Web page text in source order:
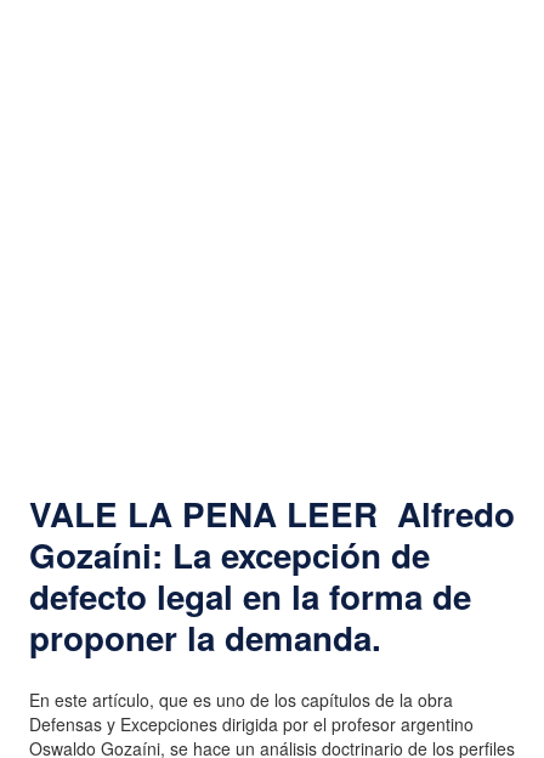
VALE LA PENA LEER Alfredo
Gozaíni: La excepción de
defecto legal en la forma de
proponer la demanda.
En este artículo, que es uno de los capítulos de la obra
Defensas y Excepciones dirigida por el profesor argentino
Oswaldo Gozaíni, se hace un análisis doctrinario de los perfiles